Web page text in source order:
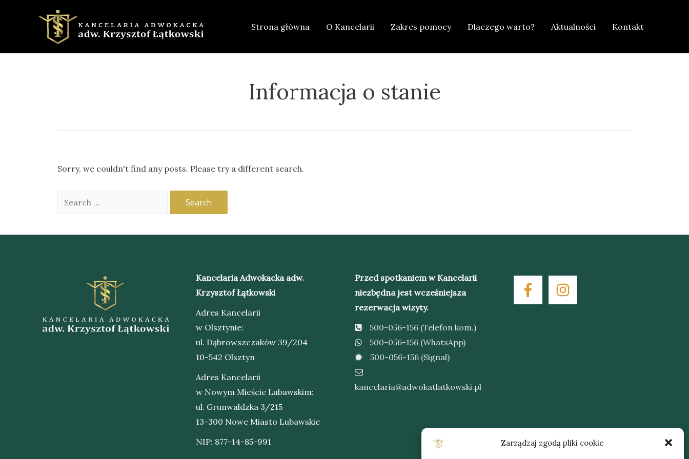
Zarządzaj zgodą pliki cookie
Strona główna O Kancelarii Zakres pomocy Dlaczego warto? Aktualności Kontakt
Informacja o stanie
Sorry, we couldn't find any posts. Please try a different search.
Search
Kancelaria Adwokacka adw.
Krzysztof Łątkowski
Adres Kancelarii
w Olsztynie:
ul. Dąbrowszczaków 39/204
10-542 Olsztyn
Adres Kancelarii
w Nowym Mieście Lubawskim:
ul. Grunwaldzka 3/215
13-300 Nowe Miasto Lubawskie
NIP: 877-14-85-991
Przed spotkaniem w Kancelarii
niezbędna jest wcześniejsza
rezerwacja wizyty.
500-056-156 (Telefon kom.)
500-056-156 (WhatsApp)
500-056-156 (Signal)
kancelaria@adwokatlatkowski.pl